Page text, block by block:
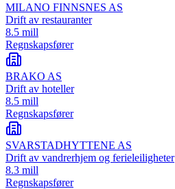
MILANO FINNSNES AS
Drift av restauranter
8.5 mill
Regnskapsfører
BRAKO AS
Drift av hoteller
8.5 mill
Regnskapsfører
SVARSTADHYTTENE AS
Drift av vandrerhjem og ferieleiligheter
8.3 mill
Regnskapsfører